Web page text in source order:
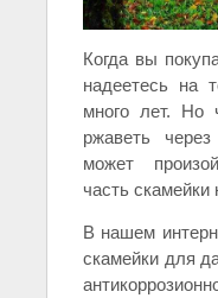
Когда вы
надеетесь на
много лет. Но
ржаветь
может
часть
В нашем
скамейки для